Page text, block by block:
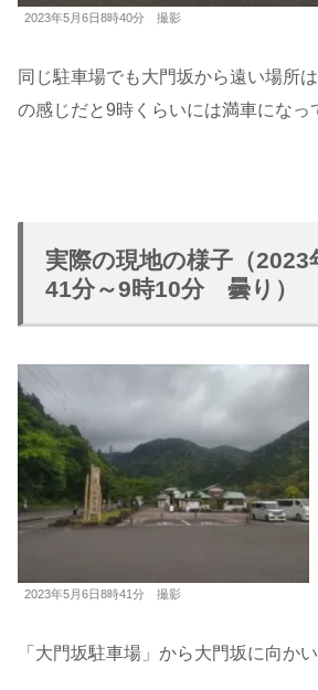
2023年5月6日8時40分 撮影
同じ駐車場でも大門坂から遠い場所
の感じだと9時くらいには満車になっ
実際の現地の様子（2023
41分～9時10分 曇り）
2023年5月6日8時41分 撮影
「大門坂駐車場」から大門坂に向かい